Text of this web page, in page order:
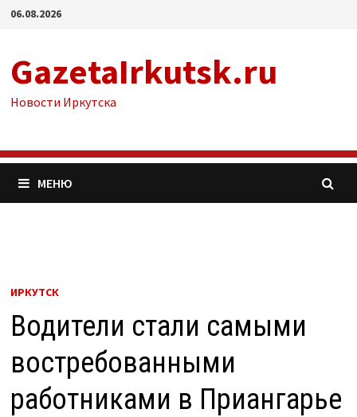
Перейти
06.08.2026
GazetaIrkutsk.ru
Новости Иркутска
МЕНЮ
ИРКУТСК
Водители стали самыми
востребованными
работниками в Приангарье